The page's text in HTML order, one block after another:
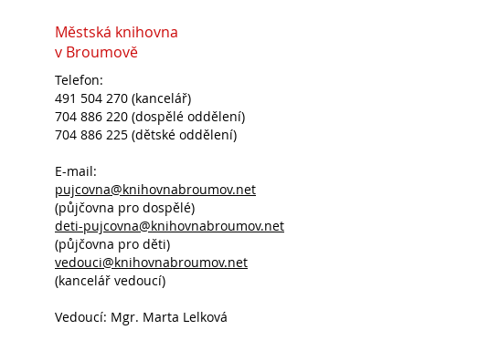
Městská knihovna
v Broumově
Telefon:
491 504 270 (kancelář)
704 886 220 (dospělé oddělení)
704 886 225 (dětské oddělení)
E-mail:
pujcovna@knihovnabroumov.net
(půjčovna pro dospělé)
deti-pujcovna@knihovnabroumov.net
(půjčovna pro děti)
vedouci@knihovnabroumov.net
(kancelář vedoucí)
Vedoucí: Mgr. Marta Lelková